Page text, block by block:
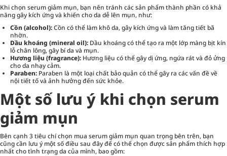
Khi chọn serum giảm mụn, bạn nên tránh các sản phẩm thành phần có khả
năng gây kích ứng và khiến cho da dễ lên mụn, như:
Cồn (alcohol):Cồn có thể làm khô da, gây kích ứng và làm tăng tiết bã
nhờn.
Dầu khoáng (mineral oil): Dầu khoáng có thể tạo ra một lớp màng bịt kín
lỗ chân lông, gây bí da và mụn.
Hương liệu (fragrance): Hương liệu có thể gây dị ứng, ngứa rát và đỏ ửng
cho da nhạy cảm.
Paraben: Paraben là một loại chất bảo quản có thể gây ra các vấn đề về
nội tiết tố và ảnh hưởng đến sức khỏe.
Một số lưu ý khi chọn serum
giảm mụn
Bên cạnh 3 tiêu chí chọn mua serum giảm mụn quan trọng bên trên, bạn
cũng cần lưu ý một số điều sau đây để có thể chọn được sản phẩm thích hợp
nhất cho tình trạng da của mình, bao gồm: